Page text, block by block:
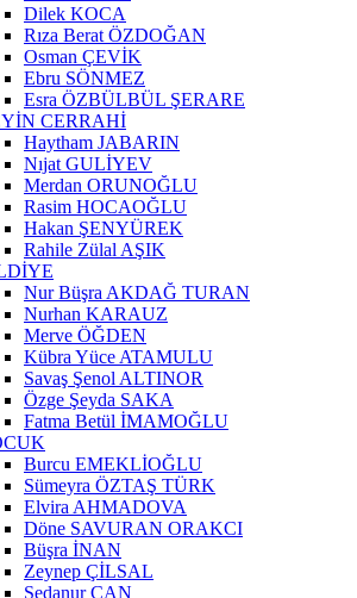
Dilek KOCA
Rıza Berat ÖZDOĞAN
Osman ÇEVİK
Ebru SÖNMEZ
Esra ÖZBÜLBÜL ŞERARE
CERRAHİ
Haytham JABARIN
Nıjat GULİYEV
Merdan ORUNOĞLU
Rasim HOCAOĞLU
Hakan ŞENYÜREK
Rahile Zülal AŞIK
Nur Büşra AKDAĞ TURAN
Nurhan KARAUZ
Merve ÖĞDEN
Kübra Yüce ATAMULU
Savaş Şenol ALTINOR
Özge Şeyda SAKA
Fatma Betül İMAMOĞLU
Burcu EMEKLİOĞLU
Sümeyra ÖZTAŞ TÜRK
Elvira AHMADOVA
Döne SAVURAN ORAKCI
Büşra İNAN
Zeynep ÇİLSAL
Sedanur CAN